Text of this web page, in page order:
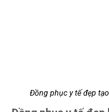
Đồng phục y tế đẹp